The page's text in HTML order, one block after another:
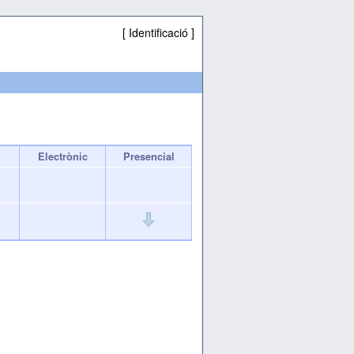
[ Identificació ]
Electrònic Presencial